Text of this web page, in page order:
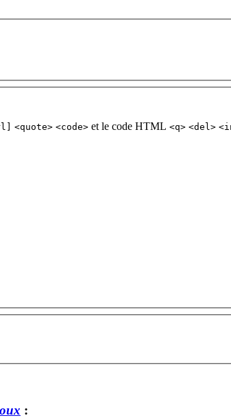
<quote> <code> et le code HTML <q> <del>
: